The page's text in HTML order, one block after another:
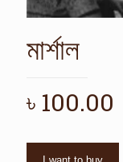
মার্শাল
৳ 100.00